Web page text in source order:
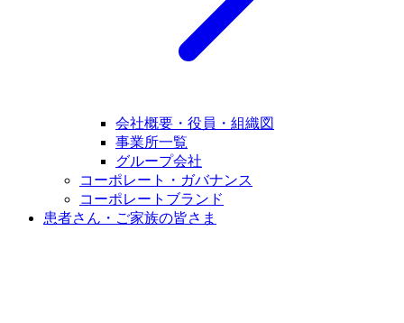
会社概要・役員・組織図
事業所一覧
グループ会社
コーポレート・ガバナンス
コーポレートブランド
患者さん・ご家族の皆さま